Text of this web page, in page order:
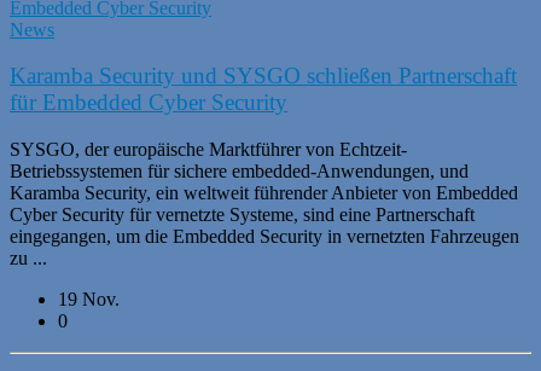
News
Karamba Security und SYSGO schließen Partnerschaft
für Embedded Cyber Security
SYSGO, der europäische Marktführer von Echtzeit-
Betriebssystemen für sichere embedded-Anwendungen, und
Karamba Security, ein weltweit führender Anbieter von Embedded
Cyber Security für vernetzte Systeme, sind eine Partnerschaft
eingegangen, um die Embedded Security in vernetzten Fahrzeugen
zu ...
19 Nov.
0